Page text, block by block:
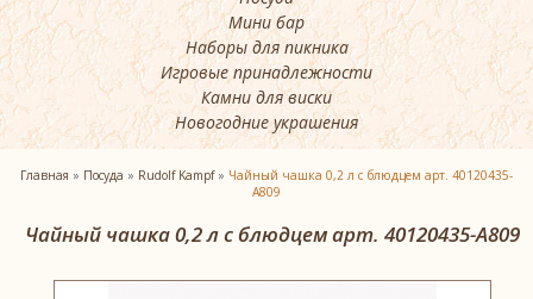
Мини бар
Наборы для пикника
Игровые принадлежности
Камни для виски
Новогодние украшения
Главная » Посуда » Rudolf Kampf» Чайный чашка 0,2 л с блюдцем арт. 40120435-
A809
Чайный чашка 0,2 л с блюдцем арт. 40120435-A809